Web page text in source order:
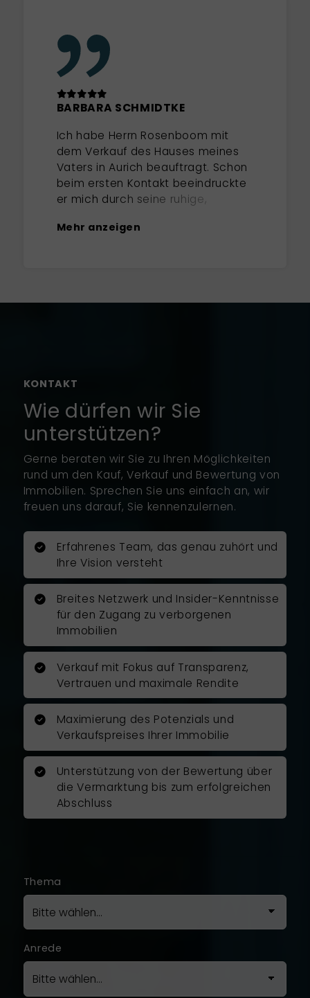
BARBARA SCHMIDTKE
Ich habe Herrn Rosenboom mit
dem Verkauf des Hauses meines
Vaters in Aurich beauftragt. Schon
beim ersten Kontakt beeindruckte
er mich durch seine ruhige,
ersten Gespräch wurde direkt
realistisch und konnte im
Abschluss auch erreicht werden.
Mit großer Professionalität führte
er sorgfältig und umsichtig den
Verkauf durch. Er erarbeite ein
überzeugendes Exposé mit Fotos
von einem professionellen
Herr Rosenboom war jederzeit für
mich erreichbar und nahm sich bei
allen großen und kleinen Fragen
Zeit, um mich zu unterstützen. Er
führte den Immobilienverkauf
zügig, zu den vereinbarten
Terminen und zu meiner vollsten
Zufriedenheit durch.
Immobilienfachmann
uneingeschränkt empfehlen und
möchte mich auch auf diesem
Wege noch mal ganz herzlich für
die gute und vertrauensvolle
Zusammenarbeit bedanken!
Ich war mit der Arbeit von Herrn
Mehr anzeigen
KONTAKT
Wie dürfen wir Sie
unterstützen?
Gerne beraten wir Sie zu Ihren Möglichkeiten
rund um den Kauf, Verkauf und Bewertung von
Immobilien. Sprechen Sie uns einfach an, wir
freuen uns darauf, Sie kennenzulernen.
Erfahrenes Team, das genau zuhört und
Ihre Vision versteht
Breites Netzwerk und Insider-Kenntnisse
für den Zugang zu verborgenen
Immobilien
Verkauf mit Fokus auf Transparenz,
Vertrauen und maximale Rendite
Maximierung des Potenzials und
Verkaufspreises Ihrer Immobilie
Unterstützung von der Bewertung über
die Vermarktung bis zum erfolgreichen
Abschluss
Thema
Anrede